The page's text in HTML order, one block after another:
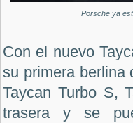
Porsche ya
Con el nuevo
su primera berlina
Taycan Turbo S,
trasera y se